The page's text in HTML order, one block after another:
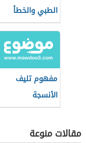
الطبي والخطأ
الطبي
مفهوم تليف
الأنسجة
مقالات منوعة